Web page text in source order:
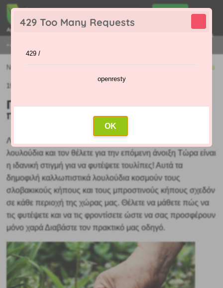
429 Too Many Requests
429 /
openresty
OK
+421 915 420 295 | ΔΕΥΤΈΡΑ - ΠΑΡΑΣΚΕΥΉ 9:00 - 16:00
Menu
Νέα Πότε φυτεύονται οι τουλίπες και πώς να τις καλλιεργήσετε σωστά
19.09.2023 (Αρχικό άρθρο: 18.09.2023)
Πότε φυτεύονται οι τουλίπες και
πώς να τις καλλιεργήσετε σωστά
Λαχταράτε έναν πολύχρωμο κήπο γεμάτο όμορφα
λουλούδια και τον θέλετε για την επόμενη άνοιξη Τώρα είναι
η ιδανική στιγμή για να φυτέψετετουλίπες! Αυτά τα
δημοφιλή καλλωπιστικά λουλούδια κοσμούν τους
σλοβακικούς κήπους και τους μπροστινούς κήπους σχεδόν
σε κάθε περιοχή της χώρας μας. Θέλετε να μάθετε πώς να
τις φυτέψετε και να τις φροντίσετε ώστε να σας προσφέρουν
μόνο χαρά Διαβάστε τον πρακτικό μας οδηγό.